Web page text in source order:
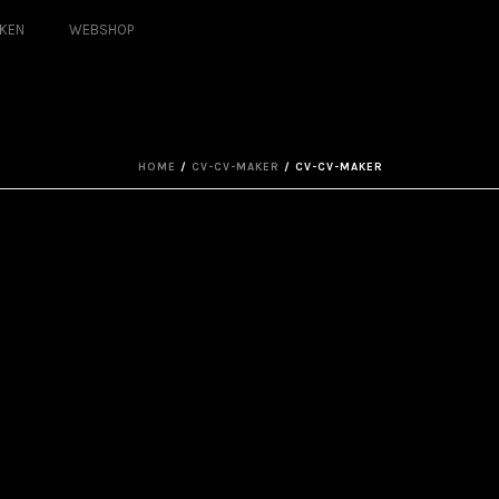
WEBSHOP
HOME / CV-CV-MAKER / CV-CV-MAKER